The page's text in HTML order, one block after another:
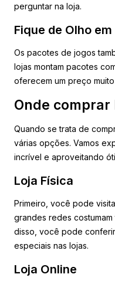
perguntar na loja.
Fique de Olho
Os pacotes de jogos
lojas montam pacotes
oferecem um preço
Onde comprar
Quando se trata de
várias opções. Vamos
incrível e aproveitando
Loja Física
Primeiro, você pode
grandes redes
disso, você pode
especiais nas lojas.
Loja Online